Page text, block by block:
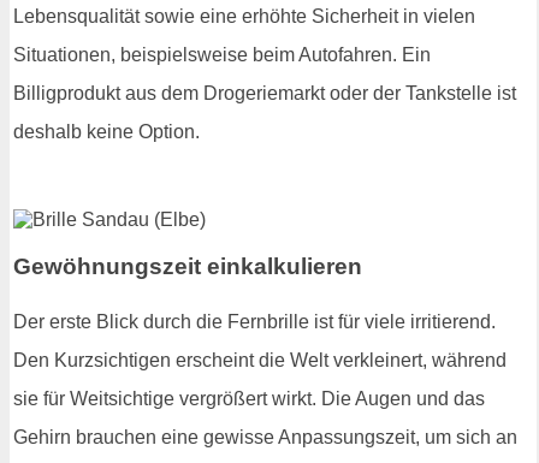
Lebensqualität sowie eine erhöhte Sicherheit in vielen
Situationen, beispielsweise beim Autofahren. Ein
Billigprodukt aus dem Drogeriemarkt oder der Tankstelle ist
deshalb keine Option.
Gewöhnungszeit einkalkulieren
Der erste Blick durch die Fernbrille ist für viele irritierend.
Den Kurzsichtigen erscheint die Welt verkleinert, während
sie für Weitsichtige vergrößert wirkt. Die Augen und das
Gehirn brauchen eine gewisse Anpassungszeit, um sich an